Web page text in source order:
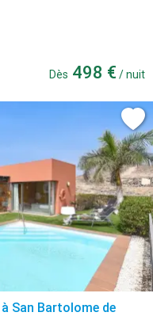
Dès 498 € / nuit
San Bartolome de